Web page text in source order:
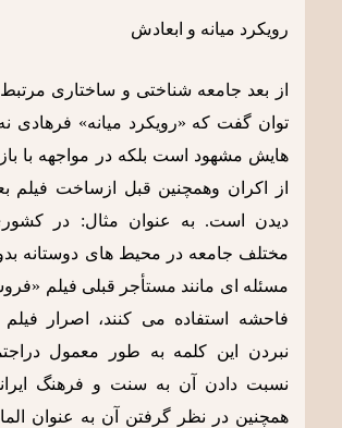
رویکرد میانه و ابعادش
از بعد جامعه شناختی و ساختاری
توان گفت که «رویکرد میانه» فرهادی نه
هایش مشهود است بلکه در مواجهه با
از اکران وهمچنین قبل ازساخت فیلم
دیدن است. به عنوان مثال: در
مختلف جامعه در محیط های دوستانه
مسئله ای مانند مستأجر قبلی فیلم
فاحشه استفاده می کنند، اصرار فیلم
نبردن این کلمه به طور معمول
نسبت دادن آن به سنت و فرهنگ
همچنین در نظر گرفتن آن به عنوان